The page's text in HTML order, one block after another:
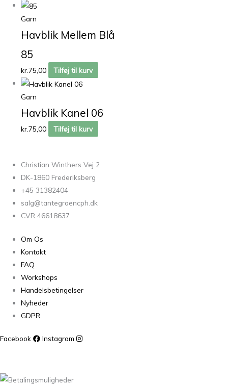
Garn
Havblik Mellem Blå
85
kr.75,00 Tilføj til kurv
Garn
Havblik Kanel 06
kr.75,00 Tilføj til kurv
Christian Winthers Vej 2
DK-1860 Frederiksberg
+45 31382404
salg@tantegroencph.dk
CVR 46618637
Om Os
Kontakt
FAQ
Workshops
Handelsbetingelser
Nyheder
GDPR
Facebook Instagram